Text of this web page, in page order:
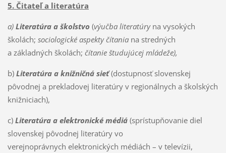
5. Čitateľ a literatúra
a)Literatúra a školstvo (výučba literatúryna vysokých
školách; sociologické aspekty čítaniana stredných
a základných školách; čítanie študujúcej mládeže),
b) Literatúra a knižničná sieť(dostupnosť slovenskej
pôvodnej a prekladovej literatúry v regionálnych a školských
knižniciach),
c) Literatúra a elektronické médiá(sprístupňovanie diel
slovenskej pôvodnej literatúry vo
verejnoprávnych elektronických médiách – v televízii,